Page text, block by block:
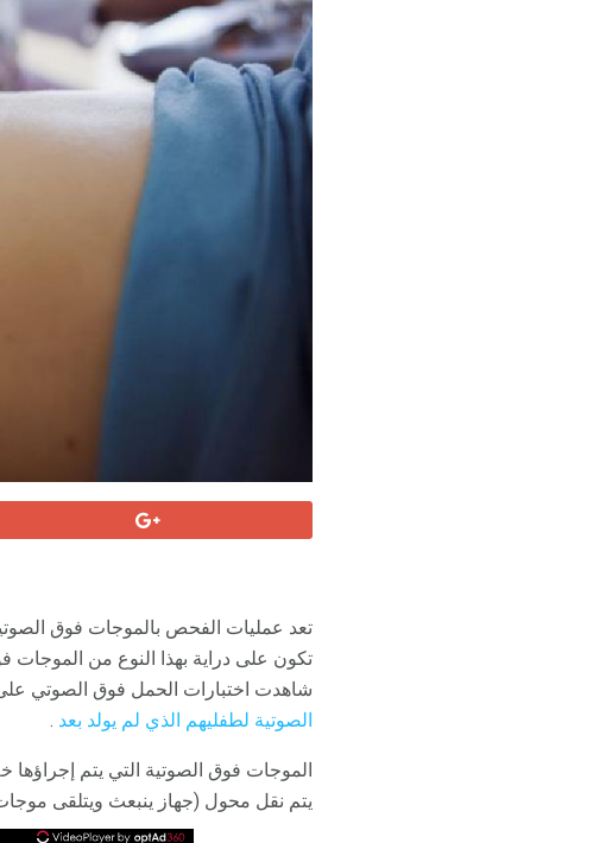
تعد عمليات الفحص بالموجات فوق
تكون على دراية بهذا النوع من
شاهدت اختبارات الحمل فوق الصوتي على
الصوتية لطفليهم الذي لم يولد بعد .
الموجات فوق الصوتية التي يتم
يتم نقل محول (جهاز ينبعث ويتلقى